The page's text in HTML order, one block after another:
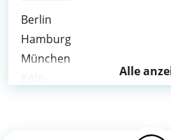
Berlin
Hamburg
München
Alle